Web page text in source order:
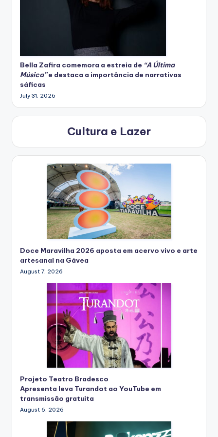
Bella Zafira comemora a estreia de “A Última
Música”e destaca a importância de narrativas
sáficas
July 31, 2026
Cultura e Lazer
Doce Maravilha 2026 aposta em acervo vivo e arte
artesanal na Gávea
August 7, 2026
Projeto Teatro Bradesco
Apresenta leva Turandot ao YouTube em
transmissão gratuita
August 6, 2026